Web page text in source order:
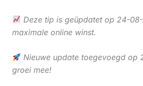
Deze tip is geüpdatet op 24-
maximale online winst.
Nieuwe update toegevoegd op
groei mee!